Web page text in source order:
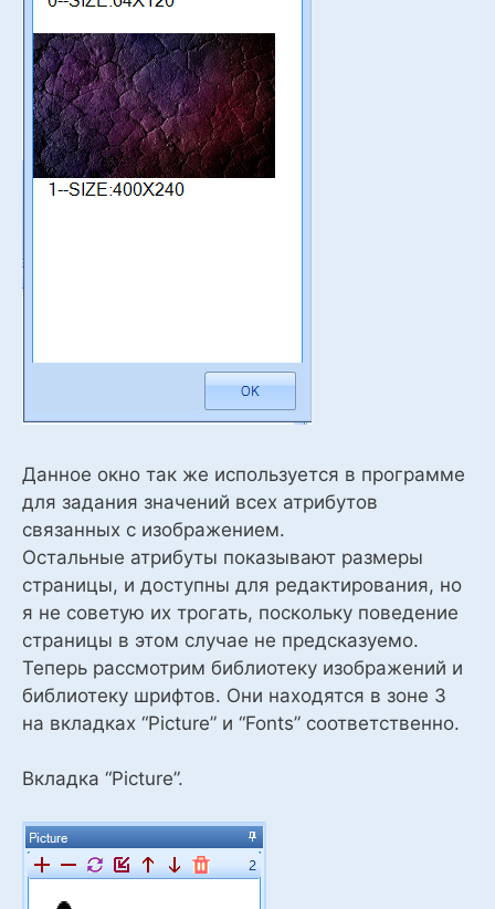
Данное окно так же используется в программе
для задания значений всех атрибутов
связанных с изображением.
Остальные атрибуты показывают размеры
страницы, и доступны для редактирования, но
я не советую их трогать, поскольку поведение
страницы в этом случае не предсказуемо.
Теперь рассмотрим библиотеку изображений и
библиотеку шрифтов. Они находятся в зоне 3
на вкладках “Picture” и “Fonts” соответственно.
Вкладка “Picture”.